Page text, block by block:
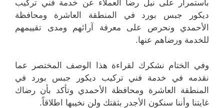
باستمرار على نيل رضا العملاء عن خدمة فني تركيب
ديكور جبس بورد في المنطقة العاشرة ومحافظة
الأحمدي ونحرص على معرفة آرائهم ومدى تقييمهم
للخدمة ورضاهم عنها.
وفي الختام نشكرك لقراءة هذا الوصف المختصر عما
نقدمه في خدمة فني تركيب ديكور جبس بورد في
المنطقة العاشرة ومحافظة الأحمدي وتأكد بأن رضاك
غايتنا وأننا سنكون الأجدر بثقتك ولن نخيبها اطلاقاً.